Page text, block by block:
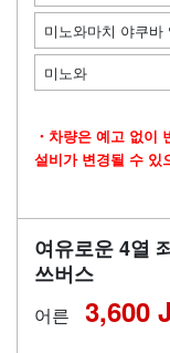
미노와마치 야쿠바
미노와
・차량은 예고 없이
설비가 변경될 수 있
여유로운 4열
쓰버스
어른 3,600